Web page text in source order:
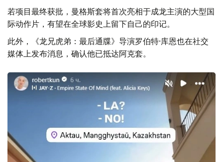
若项目最终获批，曼格斯套将首次亮相于成龙主演的大型国
际动作片，有望在全球影史上留下自己的印记。
此外，《龙兄虎弟：最后通牒》导演罗伯特·库恩也在社交
媒体上发布消息，确认他已抵达阿克套。